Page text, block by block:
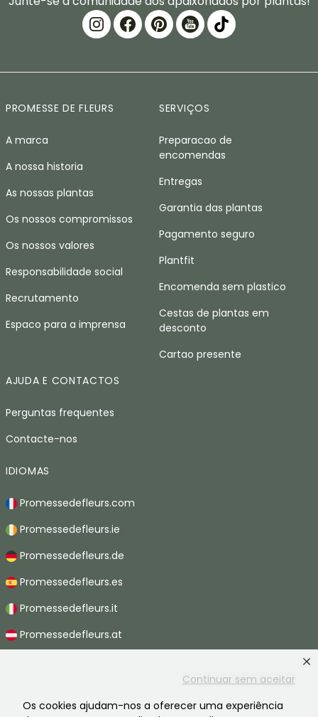
Continuar sem aceitar
Os cookies ajudam-nos a oferecer uma experiência
PROMESSE DE FLEURS
A marca
A nossa historia
As nossas plantas
Os nossos compromissos
Os nossos valores
Responsabilidade social
Recrutamento
Espaco para a imprensa
SERVIÇOS
Preparacao de
encomendas
Entregas
Garantia das plantas
Pagamento seguro
Plantfit
Encomenda sem plastico
Cestas de plantas em
desconto
Cartao presente
AJUDA E CONTACTOS
Perguntas frequentes
Contacte-nos
IDIOMAS
Promessedefleurs.com
Promessedefleurs.ie
Promessedefleurs.de
Promessedefleurs.es
Promessedefleurs.it
Promessedefleurs.at
Promessedefleurs.ch